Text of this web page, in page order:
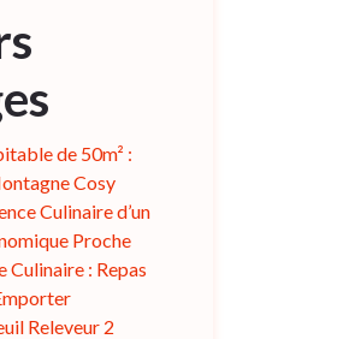
de 50m² :
Cosy
Culinaire d’un
Proche
Culinaire : Repas
Releveur 2